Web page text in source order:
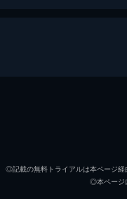
◎記載の無料トライアルは本ページ
◎本ページ